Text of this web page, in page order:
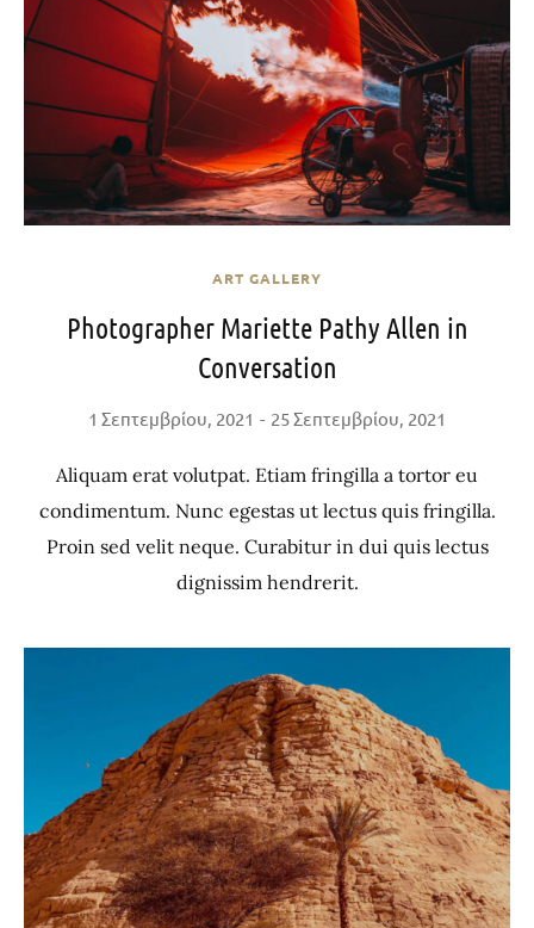
ART GALLERY
Photographer Mariette Pathy Allen in
Conversation
1 Σεπτεμβρίου, 2021 25 Σεπτεμβρίου, 2021
Aliquam erat volutpat. Etiam fringilla a tortor eu
condimentum. Nunc egestas ut lectus quis fringilla.
Proin sed velit neque. Curabitur in dui quis lectus
dignissim hendrerit.